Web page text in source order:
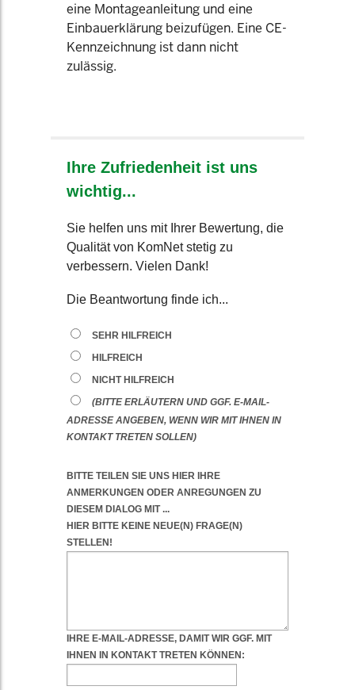
eine Montageanleitung und eine
Einbauerklärung beizufügen. Eine CE-
Kennzeichnung ist dann nicht
zulässig.